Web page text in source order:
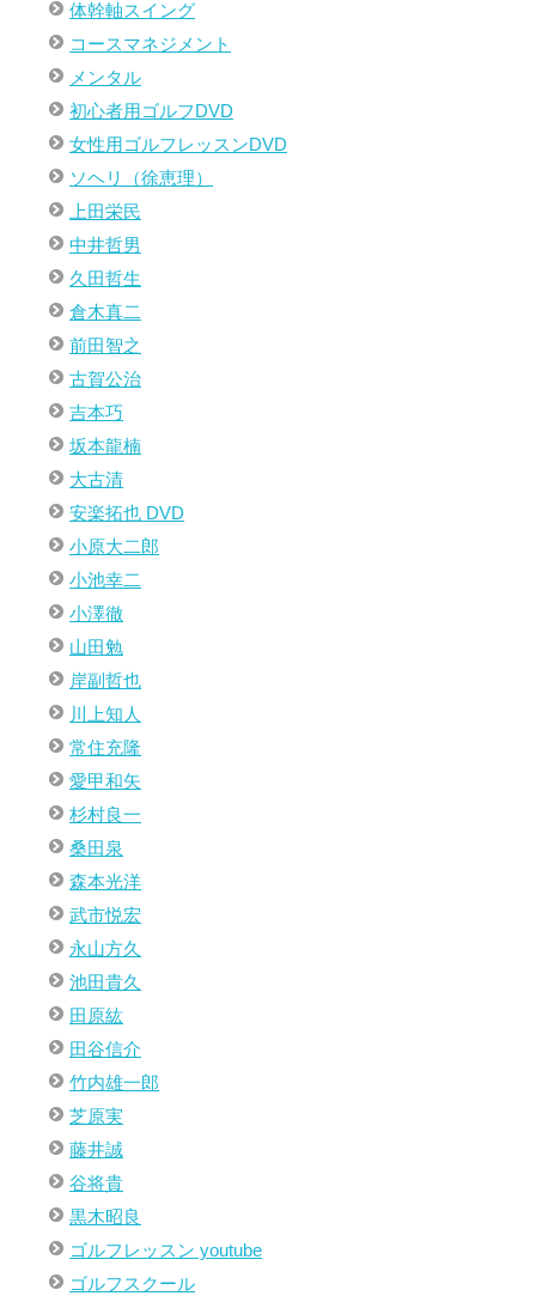
体幹軸スイング
コースマネジメント
メンタル
初心者用ゴルフDVD
女性用ゴルフレッスンDVD
ソヘリ（徐恵理）
上田栄民
中井哲男
久田哲生
倉木真二
前田智之
古賀公治
吉本巧
坂本龍楠
大古清
安楽拓也 DVD
小原大二郎
小池幸二
小澤徹
山田勉
岸副哲也
川上知人
常住充隆
愛甲和矢
杉村良一
桑田泉
森本光洋
武市悦宏
永山方久
池田貴久
田原紘
田谷信介
竹内雄一郎
芝原実
藤井誠
谷将貴
黒木昭良
ゴルフレッスン youtube
ゴルフスクール